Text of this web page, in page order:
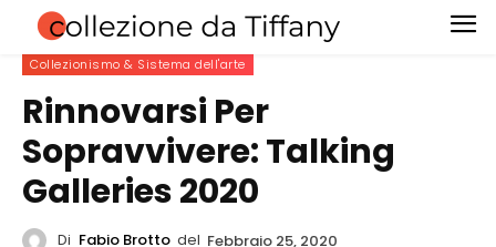
Collezionismo & Sistema dell'arte
Rinnovarsi Per
Sopravvivere: Talking
Galleries 2020
Di Fabio Brotto del Febbraio 25, 2020